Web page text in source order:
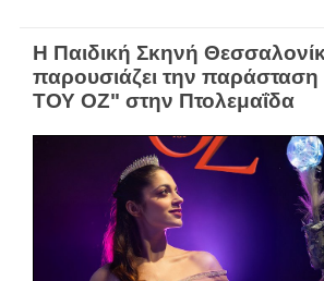
Η Παιδική Σκηνή
παρουσιάζει την
ΤΟΥ ΟΖ" στην Πτολεμαΐδα